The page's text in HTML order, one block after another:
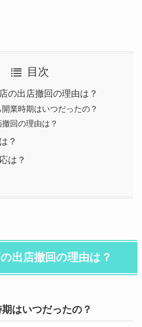
目次
の出店撤回の理由は？
業時期はいつだったの？
回の理由は？
？
は？
出店撤回の理由は？
はいつだったの？